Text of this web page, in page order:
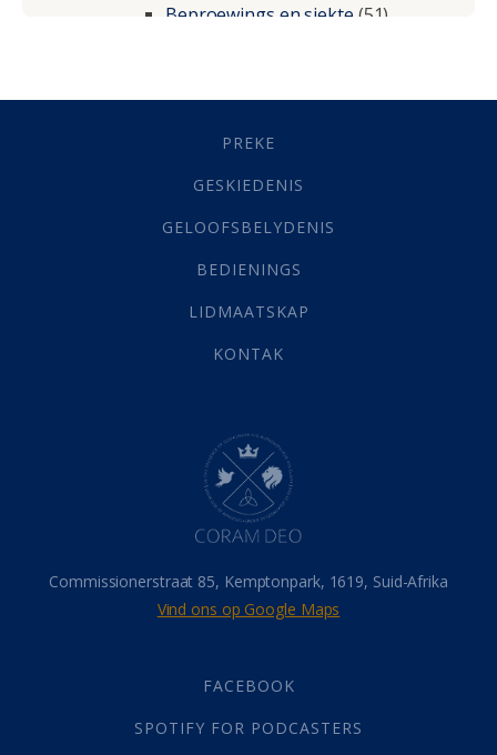
Beproewings en siekte(51)
Geestelike Groei(10)
(21)
Grys Areas(4)
Lewensdoel(3)
Selfondersoek(1)
Werk(22)
(142)
Hemel (31)
Israel (14)
Millennium(1)
Oordeelsdag(19)
Verheerlikte liggaam
Wederkoms
(27)
Gebed(87)
Die Onse Vader(12)
God(392)
PREKE
GESKIEDENIS
GELOOFSBELYDENIS
BEDIENINGS
LIDMAATSKAP
KONTAK
Commissionerstraat 85, Kemptonpark, 1619, Suid-Afrika
Vind ons op Google Maps
FACEBOOK
SPOTIFY FOR PODCASTERS